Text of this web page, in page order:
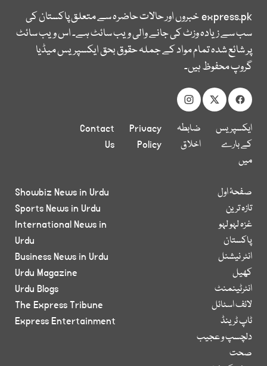
express.pkخبروں اور حالات حاضرہ سے متعلق پاکستان کی
سب سے زیادہ وزٹ کی جانے والی ویب سائٹ ہے۔ اس ویب سائٹ
پر شائع شدہ تمام مواد کے جملہ حقوق بحق ایکسپریس میڈیا
گروپ محفوظ ہیں۔
ایکسپریس
کے بارے
میں
ضابطہ
اخلاق
Privacy
Policy
Contact
Us
صفحۂ اول
تازہ ترین
غزہ لہو لہو
پاکستان
انٹر نیشنل
کھیل
انٹرٹینمنٹ
لائف اسٹائل
ٹاپ ٹرینڈ
دلچسپ و عجیب
صحت
Showbiz News in Urdu
Sports News in Urdu
International News in
Urdu
Business News in Urdu
Urdu Magazine
Urdu Blogs
The Express Tribune
Express Entertainment